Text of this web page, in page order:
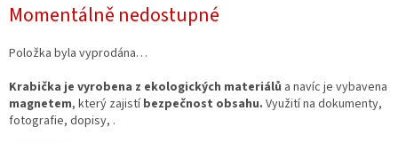
cena:
Momentálně nedostupné
Položka byla vyprodána…
Krabička je vyrobena z ekologických materiálů a navíc je vybavena
magnetem, který zajistíbezpečnost obsahu. Využití na dokumenty,
fotografie, dopisy, .